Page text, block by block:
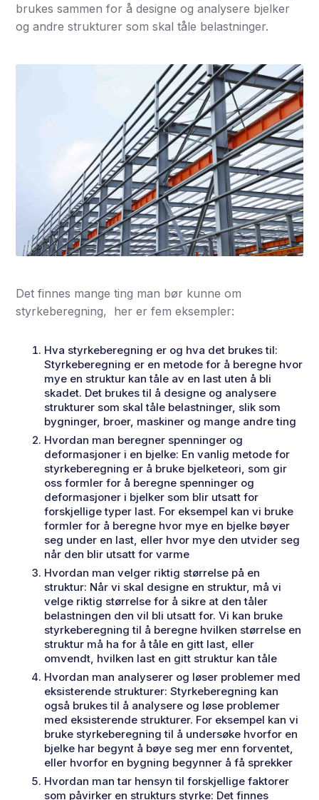
brukes sammen for å designe og analysere bjelker
og andre strukturer som skal tåle belastninger.
Det finnes mange ting man bør kunne om
styrkeberegning, her er fem eksempler:
Hva styrkeberegning er og hva det brukes til:
Styrkeberegning er en metode for å beregne hvor
mye en struktur kan tåle av en last uten å bli
skadet. Det brukes til å designe og analysere
strukturer som skal tåle belastninger, slik som
bygninger, broer, maskiner og mange andre ting
Hvordan man beregner spenninger og
deformasjoner i en bjelke: En vanlig metode for
styrkeberegning er å bruke bjelketeori, som gir
oss formler for å beregne spenninger og
deformasjoner i bjelker som blir utsatt for
forskjellige typer last. For eksempel kan vi bruke
formler for å beregne hvor mye en bjelke bøyer
seg under en last, eller hvor mye den utvider seg
når den blir utsatt for varme
Hvordan man velger riktig størrelse på en
struktur: Når vi skal designe en struktur, må vi
velge riktig størrelse for å sikre at den tåler
belastningen den vil bli utsatt for. Vi kan bruke
styrkeberegning til å beregne hvilken størrelse en
struktur må ha for å tåle en gitt last, eller
omvendt, hvilken last en gitt struktur kan tåle
Hvordan man analyserer og løser problemer med
eksisterende strukturer: Styrkeberegning kan
også brukes til å analysere og løse problemer
med eksisterende strukturer. For eksempel kan vi
bruke styrkeberegning til å undersøke hvorfor en
bjelke har begynt å bøye seg mer enn forventet,
eller hvorfor en bygning begynner å få sprekker
Hvordan man tar hensyn til forskjellige faktorer
som påvirker en strukturs styrke: Det finnes